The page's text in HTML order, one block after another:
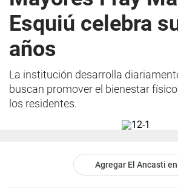
Esquiú celebra
años
La institución desarrolla
buscan promover el bienestar
los residentes.
Agregar El Ancasti en